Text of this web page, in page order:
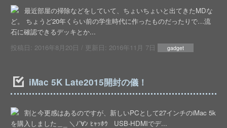
最近部屋の掃除などをしていて、ちょいちょいと出てきたMDな
ど。 ちょうど20年くらい前の学生時代に作ったものだったりで…流
石に確認できるデッキとか...
投稿日: 2016年8月20日 / 更新日: 2016年11月 7日 gadget
iMac 5K Late2015開封の儀！
割と今更感はあるのですが、新しいPCとして27インチのiMac 5k
を購入しました＿_ ＼ﾉ’∀ﾝ ﾋｬｯﾎｳ USB-HDMIでデ...